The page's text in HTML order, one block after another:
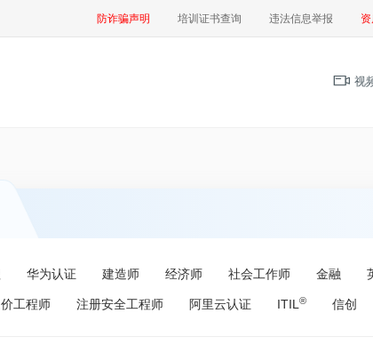
防诈骗声明 培训证书查询 违法信息举报
视
华为认证 建造师 经济师 社会工作师 金融
工程师 注册安全工程师 阿里云认证 ITIL ® 信创